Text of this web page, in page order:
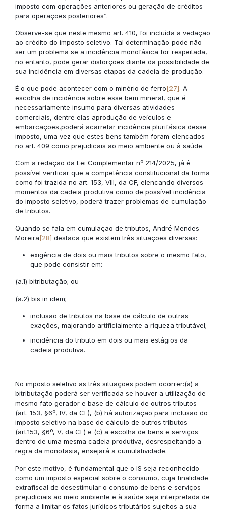
imposto com operações anteriores ou geração de créditos
para operações posteriores”.
Observe-se que neste mesmo art. 410, foi incluída a vedação
ao crédito do imposto seletivo. Tal determinação pode não
ser um problema se a incidência monofásica for respeitada,
no entanto, pode gerar distorções diante da possibilidade de
sua incidência em diversas etapas da cadeia de produção.
É o que pode acontecer com o minério de ferro[27]. A
escolha de incidência sobre esse bem mineral, que é
necessariamente insumo para diversas atividades
comerciais, dentre elas aprodução de veículos e
embarcações,poderá acarretar incidência plurifásica desse
imposto, uma vez que estes bens também foram elencados
no art. 409 como prejudicais ao meio ambiente ou à saúde.
Com a redação da Lei Complementar nº 214/2025, já é
possível verificar que a competência constitucional da forma
como foi trazida no art. 153, VIII, da CF, elencando diversos
momentos da cadeia produtiva como de possível incidência
do imposto seletivo, poderá trazer problemas de cumulação
de tributos.
Quando se fala em cumulação de tributos, André Mendes
Moreira[28] destaca que existem três situações diversas:
exigência de dois ou mais tributos sobre o mesmo fato,
que pode consistir em:
(a.1) bitributação; ou
(a.2) bis in idem;
inclusão de tributos na base de cálculo de outras
exações, majorando artificialmente a riqueza tributável;
incidência do tributo em dois ou mais estágios da
cadeia produtiva.
No imposto seletivo as três situações podem ocorrer:(a) a
bitributação poderá ser verificada se houver a utilização de
mesmo fato gerador e base de cálculo de outros tributos
(art. 153, §6º, IV, da CF), (b) há autorização para inclusão do
imposto seletivo na base de cálculo de outros tributos
(art.153, §6º, V, da CF) e (c) a escolha de bens e serviços
dentro de uma mesma cadeia produtiva, desrespeitando a
regra da monofasia, ensejará a cumulatividade.
Por este motivo, é fundamental que o IS seja reconhecido
como um imposto especial sobre o consumo, cuja finalidade
extrafiscal de desestimular o consumo de bens e serviços
prejudiciais ao meio ambiente e à saúde seja interpretada de
forma a limitar os fatos jurídicos tributários sujeitos a sua